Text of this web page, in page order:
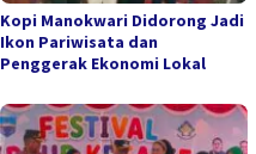
Kopi Manokwari Didorong Jadi
Ikon Pariwisata dan
Penggerak Ekonomi Lokal